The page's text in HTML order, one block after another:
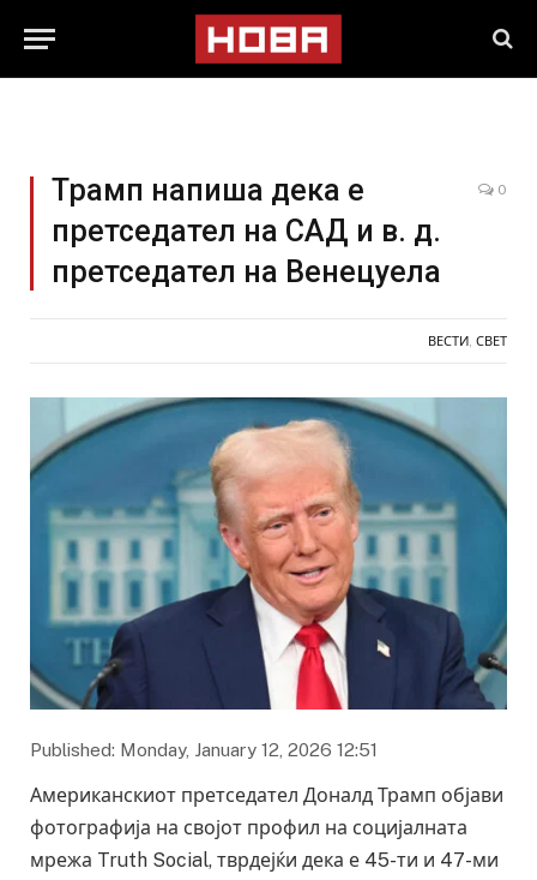
Трамп напиша дека е
претседател на САД и в. д.
претседател на Венецуела
0
ВЕСТИ СВЕТ
Published: Monday, January 12, 2026 12:51
Американскиот претседател Доналд Трамп објави
фотографија на својот профил на социјалната
мрежа Truth Social, тврдејќи дека е 45-ти и 47-ми